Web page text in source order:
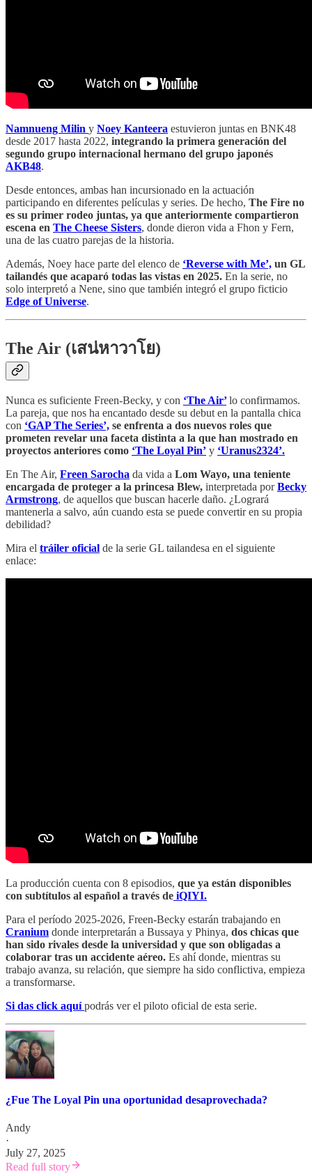
Namnueng Milin y Noey Kanteera estuvieron juntas en BNK48
desde 2017 hasta 2022, integrando la primera generación del
segundo grupo internacional hermano del grupo japonés
AKB48.
Desde entonces, ambas han incursionado en la actuación
participando en diferentes películas y series. De hecho, The Fire no
es su primer rodeo juntas, ya que anteriormente compartieron
escena en The Cheese Sisters, donde dieron vida a Fhon y Fern,
una de las cuatro parejas de la historia.
Además, Noey hace parte del elenco de ‘Reverse with Me’, un GL
tailandés que acaparó todas las vistas en 2025. En la serie, no
solo interpretó a Nene, sino que también integró el grupo ficticio
Edge of Universe.
The Air (เสน่หาวาโย)
Nunca es suficiente Freen-Becky, y con ‘The Air’ lo confirmamos.
La pareja, que nos ha encantado desde su debut en la pantalla chica
con ‘GAP The Series’, se enfrenta a dos nuevos roles que
prometen revelar una faceta distinta a la que han mostrado en
proyectos anteriores como ‘The Loyal Pin’ y ‘Uranus2324’.
En The Air, Freen Sarocha da vida a Lom Wayo, una teniente
encargada de proteger a la princesa Blew, interpretada porBecky
Armstrong, de aquellos que buscan hacerle daño. ¿Logrará
mantenerla a salvo, aún cuando esta se puede convertir en su propia
debilidad?
Mira el tráiler oficial de la serie GL tailandesa en el siguiente
enlace:
La producción cuenta con 8 episodios, que ya están disponibles
con subtítulos al español a través de iQIYI.
Para el período 2025-2026, Freen-Becky estarán trabajando en
Cranium donde interpretarán a Bussaya y Phinya, dos chicas que
han sido rivales desde la universidad y que son obligadas a
colaborar tras un accidente aéreo. Es ahí donde, mientras su
trabajo avanza, su relación, que siempre ha sido conflictiva, empieza
a transformarse.
Si das click aquí podrás ver el piloto oficial de esta serie.
¿Fue The Loyal Pin una oportunidad desaprovechada?
Andy
·
July 27, 2025
Read full story